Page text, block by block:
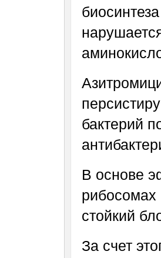
бактерий
В основе
рибосомах
стойкий
За счет